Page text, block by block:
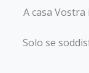
A casa
Solo se